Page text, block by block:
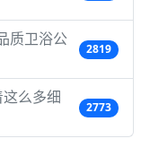
质卫浴公
2819
么多细
2773